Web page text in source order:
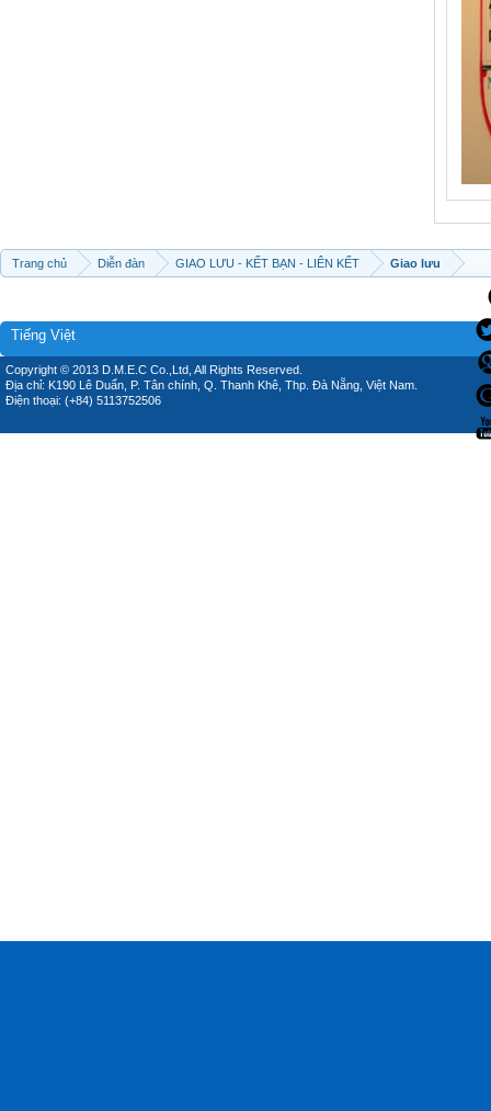
Trang chủ Diễn đàn GIAO LƯU - KẾT BẠN - LIÊN KẾT Giao lưu
Tiếng Việt
Copyright © 2013 D.M.E.C Co.,Ltd, All Rights Reserved.
Địa chỉ: K190 Lê Duẩn, P. Tân chính, Q. Thanh Khê, Thp. Đà Nẵng, Việt Nam.
Điện thoại: (+84) 5113752506